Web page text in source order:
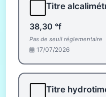
Titre
38,30 °f
Pas de seuil réglementaire
17/07/2026
Titre